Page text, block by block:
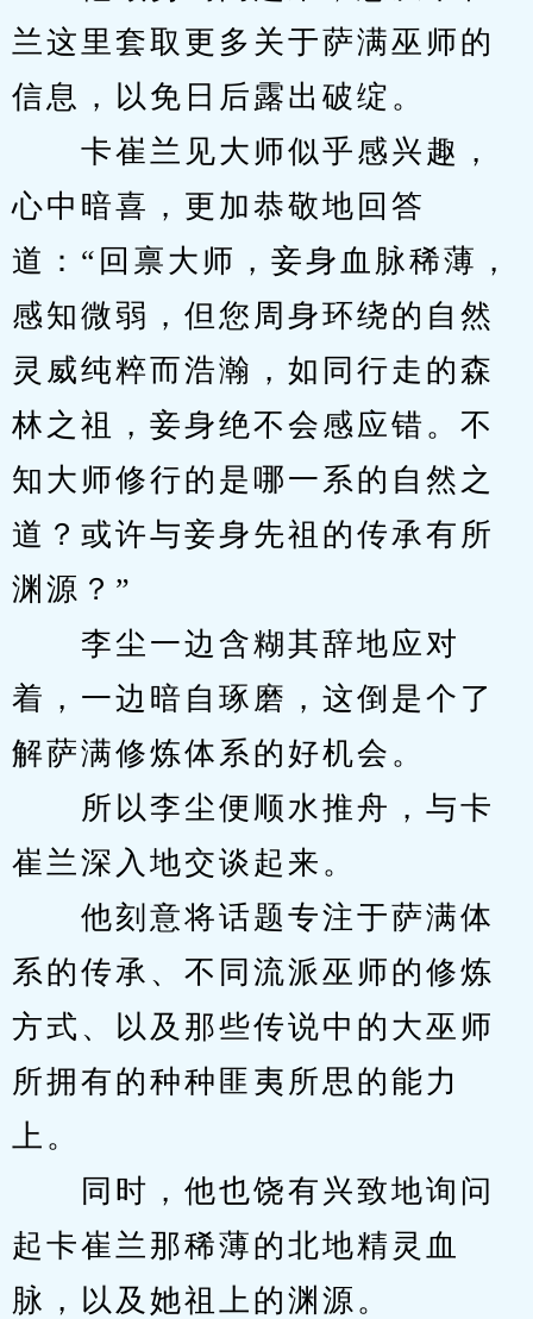
兰这里套取更多关于萨满巫师的
信息，以免日后露出破绽。
卡崔兰见大师似乎感兴趣，
心中暗喜，更加恭敬地回答
道：“回禀大师，妾身血脉稀薄，
感知微弱，但您周身环绕的自然
灵威纯粹而浩瀚，如同行走的森
林之祖，妾身绝不会感应错。不
知大师修行的是哪一系的自然之
道？或许与妾身先祖的传承有所
渊源？”
李尘一边含糊其辞地应对
着，一边暗自琢磨，这倒是个了
解萨满修炼体系的好机会。
所以李尘便顺水推舟，与卡
崔兰深入地交谈起来。
他刻意将话题专注于萨满体
系的传承、不同流派巫师的修炼
方式、以及那些传说中的大巫师
所拥有的种种匪夷所思的能力
上。
同时，他也饶有兴致地询问
起卡崔兰那稀薄的北地精灵血
脉，以及她祖上的渊源。